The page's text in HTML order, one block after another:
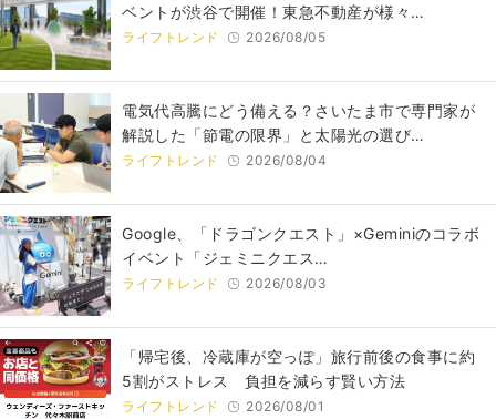
ベントが渋谷で開催！東急不動産が様々…
ライフトレンド 2026/08/05
電気代高騰にどう備える？さいたま市で専門家が
解説した「節電の限界」と太陽光の選び…
ライフトレンド 2026/08/04
Google、「ドラゴンクエスト」×Geminiのコラボ
イベント「ジェミニクエス…
ライフトレンド 2026/08/03
「帰宅後、冷蔵庫が空っぽ」旅行前後の食事に約
5割がストレス 負担を減らす賢い方法
ライフトレンド 2026/08/01